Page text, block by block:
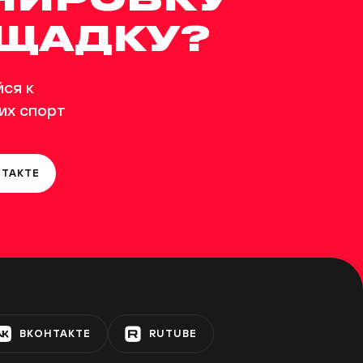
к
спорт
ВКОНТАКТЕ RUTUBE